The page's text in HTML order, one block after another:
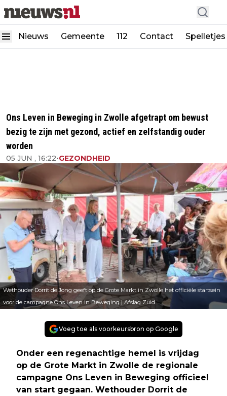
Nieuws Gemeente 112 Contact Spelletjes
Ons Leven in Beweging in Zwolle afgetrapt om bewust
bezig te zijn met gezond, actief en zelfstandig ouder
worden
05 JUN , 16:22•GEZONDHEID
Wethouder Dorrit de Jong geeft op de Grote Markt in Zwolle het officiële startsein
voor de campagne Ons Leven in Beweging | Afslag Zuid
Voeg toe als voorkeursbron op Google
Onder een regenachtige hemel is vrijdag
op de Grote Markt in Zwolle de regionale
campagne Ons Leven in Beweging officieel
van start gegaan. Wethouder Dorrit de